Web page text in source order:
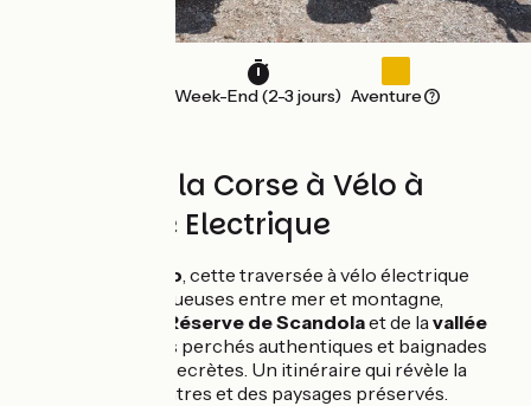
Week-End (2-3 jours) Aventure
Découvrez la Corse à Vélo à
Assistance Electrique
Ajaccio, cette traversée à vélo électrique
alterne routes sinueuses entre mer et montagne,
Réserve de Scandolaet de lavallée
, villages perchés authentiques et baignades
dans des criques secrètes. Un itinéraire qui révèle la
Corse des rencontres et des paysages préservés.